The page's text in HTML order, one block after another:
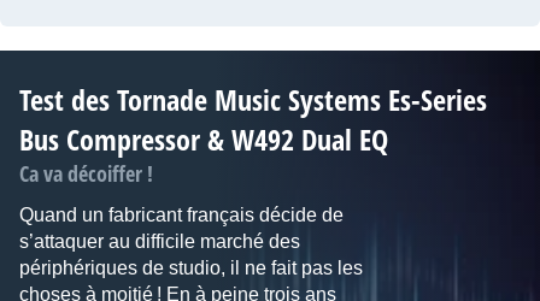
Test des Tornade Music Systems Es-Series
Bus Compressor & W492 Dual EQ
Ca va décoiffer !
Quand un fabricant français décide de
s’attaquer au difficile marché des
périphériques de studio, il ne fait pas les
choses à moitié ! En à peine trois ans